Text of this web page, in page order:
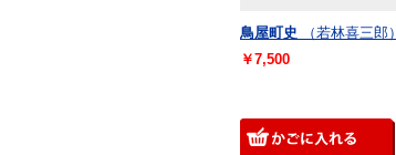
鳥屋町史
（若林喜三郎）
￥7,500